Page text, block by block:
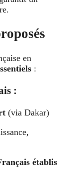
en
:
:
(via Dakar)
établis